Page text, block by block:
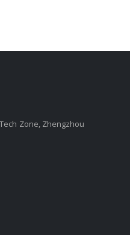
Zone, Zhengzhou